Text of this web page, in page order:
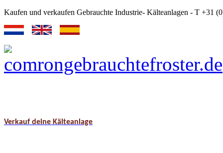
Kaufen und verkaufen Gebrauchte Industrie- Kälteanlagen - T +31
Verkauf deine Kälteanlage